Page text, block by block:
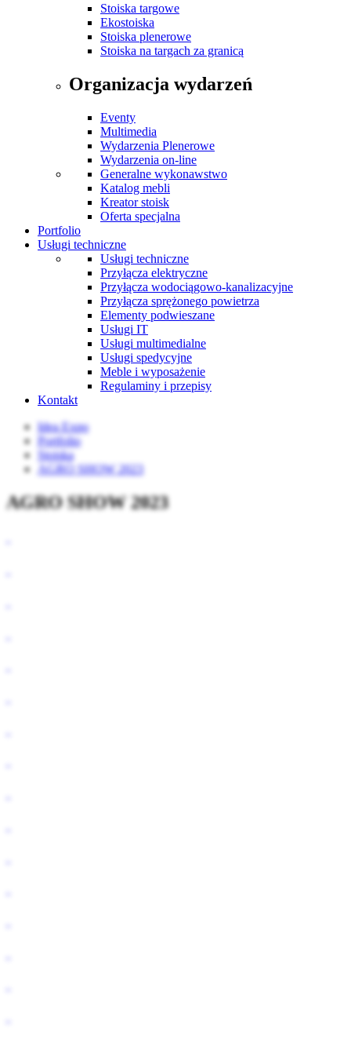
Stoiska targowe
Ekostoiska
Stoiska plenerowe
Stoiska na targach za granicą
Organizacja wydarzeń
Eventy
Multimedia
Wydarzenia Plenerowe
Wydarzenia on-line
Generalne wykonawstwo
Katalog mebli
Kreator stoisk
Oferta specjalna
Portfolio
Usługi techniczne
Usługi techniczne
Przyłącza elektryczne
Przyłącza wodociągowo-kanalizacyjne
Przyłącza sprężonego powietrza
Elementy podwieszane
Usługi IT
Usługi multimedialne
Usługi spedycyjne
Meble i wyposażenie
Regulaminy i przepisy
Kontakt
Idea Expo
Portfolio
Stoiska
AGRO SHOW 2023
AGRO SHOW 2023